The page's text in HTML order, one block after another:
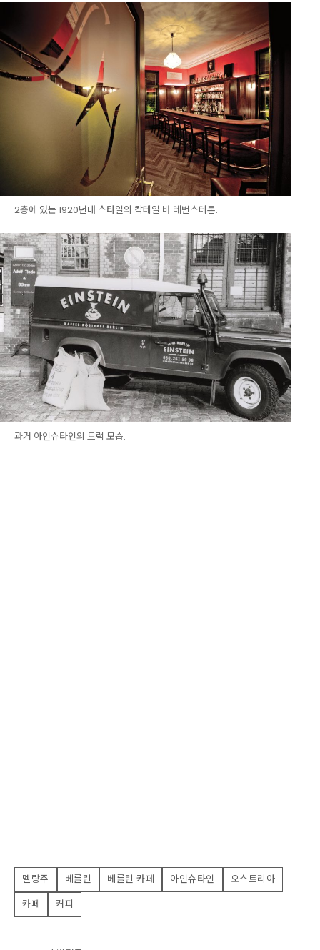
2층에 있는 1920년대 스타일의 칵테일 바 레번스테론.
과거 아인슈타인의 트럭 모습.
멜랑주 베를린 베를린 카페 아인슈타인
오스트리아
카페
커피